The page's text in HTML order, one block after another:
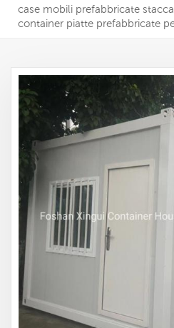
case mobili prefabbricate
container piatte prefabbricate